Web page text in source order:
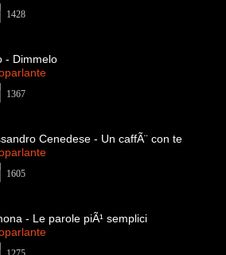
1428
- Dimmelo
1367
Cenedese - Un caffÃ¨ con te
1605
- Le parole piÃ¹ semplici